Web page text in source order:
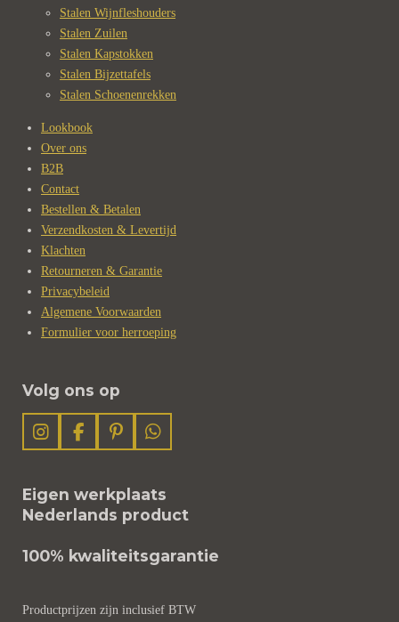
Stalen Wijnfleshouders
Stalen Zuilen
Stalen Kapstokken
Stalen Bijzettafels
Stalen Schoenenrekken
Lookbook
Over ons
B2B
Contact
Bestellen & Betalen
Verzendkosten & Levertijd
Klachten
Retourneren & Garantie
Privacybeleid
Algemene Voorwaarden
Formulier voor herroeping
Volg ons op
I
t
a
g
a
F
e
o
k
P
t
e
r
s
W
t
A
p
Eigen werkplaats
Nederlands product
100% kwaliteitsgarantie
Productprijzen zijn inclusief BTW